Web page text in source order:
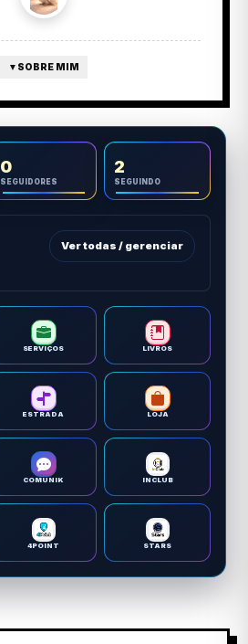
▼ SOBRE MIM
0
SEGUIDORES
2
SEGUINDO
Ver todas / gerenciar
SERVIÇOS LIVROS
ESTRADA LOJA
COMUNIK INCLUB
4POINT STARS